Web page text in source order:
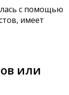
с помощью
имеет
или